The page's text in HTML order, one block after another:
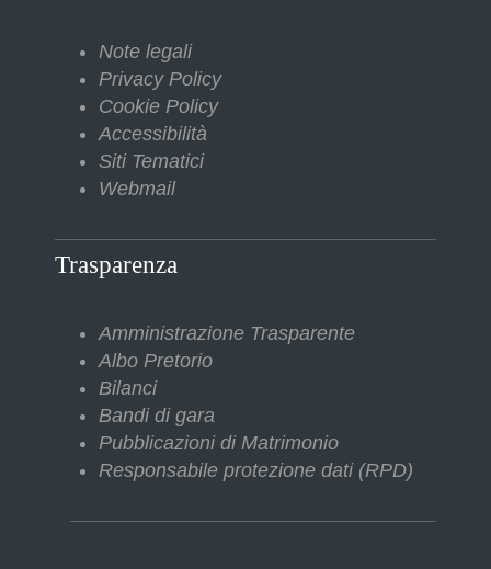
Note legali
Privacy Policy
Cookie Policy
Accessibilità
Siti Tematici
Webmail
Trasparenza
Amministrazione Trasparente
Albo Pretorio
Bilanci
Bandi di gara
Pubblicazioni di Matrimonio
Responsabile protezione dati (RPD)